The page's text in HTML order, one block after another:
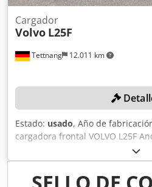
Tettnang 12.011 km
Cargador
Volvo L25F
Estado: usado, Año de
cargadora frontal VOLVO L25F
cm, longitud de las horquillas:
Eopyekr Color: según se
conforme a las fotografías y a la